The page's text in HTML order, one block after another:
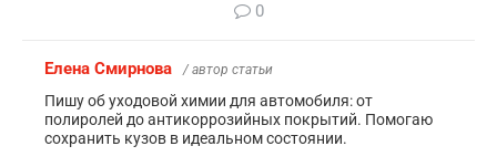
0
Елена Смирнова / автор статьи
Пишу об уходовой химии для автомобиля: от
полиролей до антикоррозийных покрытий. Помогаю
сохранить кузов в идеальном состоянии.